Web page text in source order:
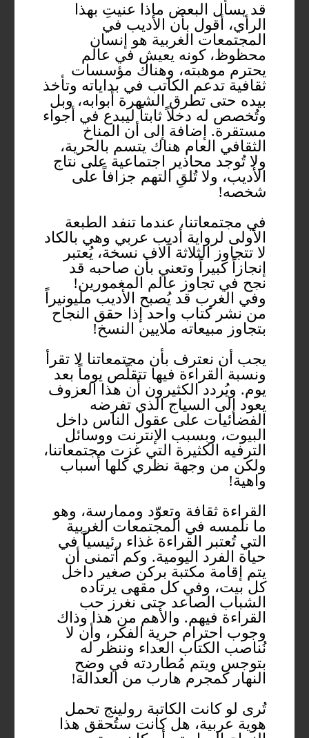
قد يسأل البعض ماذا عنيتِ بهذا
الرأي، أقول بأن الأديب في
المجتمعات الغربية هو إنسان
محظوظ، كونه يعيش في عالم
يحترم موهبته، وهناك مؤسسات
ثقافية تدعم الكاتب في بداياته وتأخذ
بيده حتى تطرق الشهرة أبوابه، وبل
وتُخصص له دخلاً ثابتاً ليبدع في أجواء
مستقرة. إضافة إلى أن المناخ
الثقافي العام هناك يتسم بالحرية،
ولا تُوجد محاذير اجتماعية على نتاج
الأديب، ولا تُلقِ التهم جزافاً على
شخصه!
في مجتمعاتنا، عندما تنفد الطبعة
الأولى لرواية أديب عربي وهي بالكاد
لا تتجاوز الثلاثة آلاف نسخة، يُعتبر
إنجازاً كبيراً وتعني بأن صاحبه قد
نجح في تجاوز عالم المغمورين!
وفي الغرب قد يُصبح الأديب مليونيراً
من نشر كتاب واحد إذا حقق النجاح
بتجاوز مبيعاته ملايين النسخ!
يجب أن نعترف بأن مجتمعاتنا لا تقرأ
ونسبة القراءة فيها تتقلّص يوماً بعد
يوم. ويُردد الكثيرون أن هذا العزوف
يعود إلى السياج الذي تفرضه
الفضائيات على عقول الناس داخل
البيوت، وبسبب الإنترنت ووسائل
الترفيه الكثيرة التي غزت مجتمعاتنا،
ولكن من وجهة نظري كلها أسباب
واهية!
القراءة ثقافة وتعوّد وممارسة، وهو
ما نلمسه في المجتمعات الغربية
التي تُعتبر القراءة غذاء رئيسياً في
حياة الفرد اليومية. وكم أتمنى أن
يتم إقامة مكتبة بركن صغير داخل
كل بيت، وفي كل مقهى يرتاده
الشباب الصاعد حتى نغرز حب
القراءة فيهم. والأهم من هذا وذاك
وجوب احترام حرية الفكر، وأن لا
نُناصب الكتاب العداء وننظر له
بتوجس ويتم مُطاردته في وضح
النهار كمجرم هارب من العدالة!
تُرى لو كانت الكاتبة رولينج تحمل
هوية عربية، هل كانت ستُحقق هذا